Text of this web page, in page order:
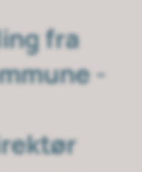
fra
-